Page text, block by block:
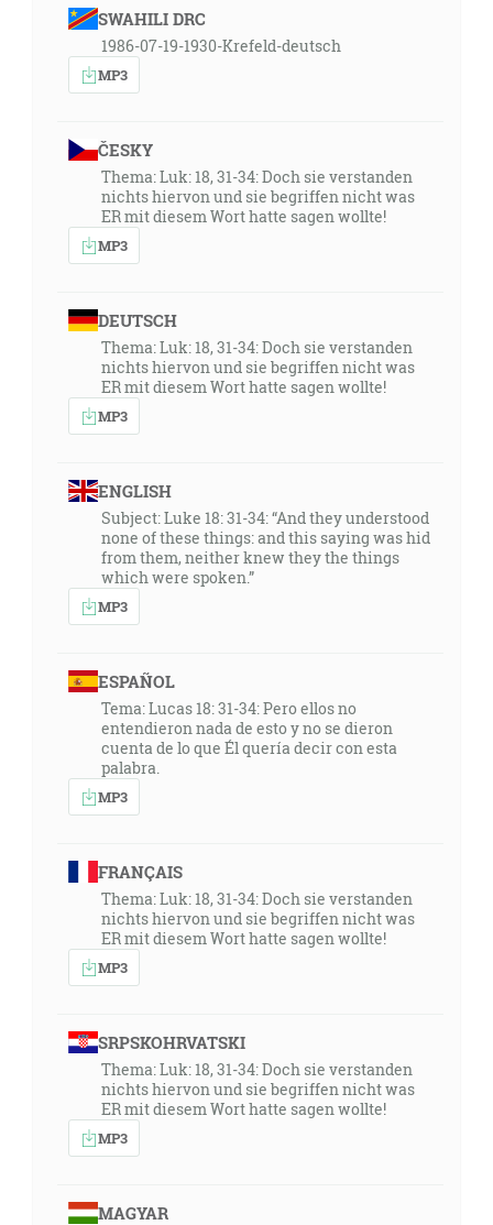
SWAHILI DRC
1986-07-19-1930-Krefeld-deutsch
MP3
ČESKY
Thema: Luk: 18, 31-34: Doch sie verstanden
nichts hiervon und sie begriffen nicht was
ER mit diesem Wort hatte sagen wollte!
MP3
DEUTSCH
Thema: Luk: 18, 31-34: Doch sie verstanden
nichts hiervon und sie begriffen nicht was
ER mit diesem Wort hatte sagen wollte!
MP3
ENGLISH
Subject: Luke 18: 31-34: “And they understood
none of these things: and this saying was hid
from them, neither knew they the things
which were spoken.”
MP3
ESPAÑOL
Tema: Lucas 18: 31-34: Pero ellos no
entendieron nada de esto y no se dieron
cuenta de lo que Él quería decir con esta
palabra.
MP3
FRANÇAIS
Thema: Luk: 18, 31-34: Doch sie verstanden
nichts hiervon und sie begriffen nicht was
ER mit diesem Wort hatte sagen wollte!
MP3
SRPSKOHRVATSKI
Thema: Luk: 18, 31-34: Doch sie verstanden
nichts hiervon und sie begriffen nicht was
ER mit diesem Wort hatte sagen wollte!
MP3
MAGYAR